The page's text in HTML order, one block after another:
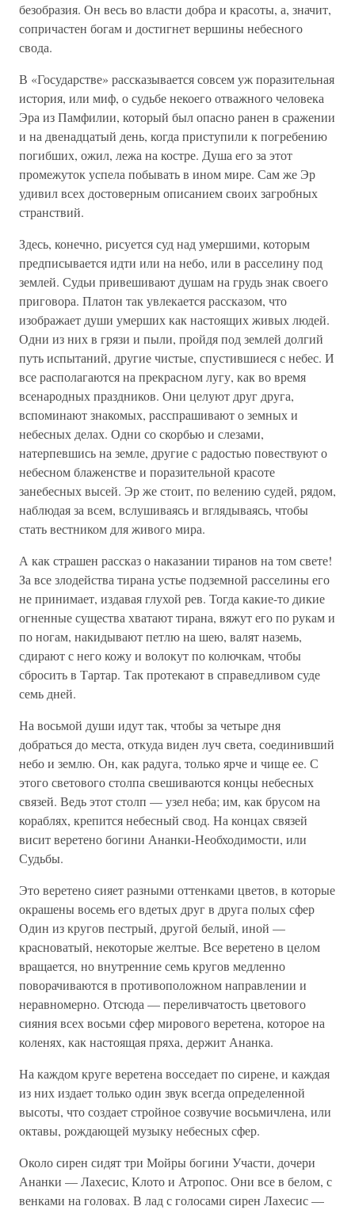
безобразия. Он весь во власти добра и красоты, а, значит,
сопричастен богам и достигнет вершины небесного
свода.
В «Государстве» рассказывается совсем уж поразительная
история, или миф, о судьбе некоего отважного человека
Эра из Памфилии, который был опасно ранен в сражении
и на двенадцатый день, когда приступили к погребению
погибших, ожил, лежа на костре. Душа его за этот
промежуток успела побывать в ином мире. Сам же Эр
удивил всех достоверным описанием своих загробных
странствий.
Здесь, конечно, рисуется суд над умершими, которым
предписывается идти или на небо, или в расселину под
землей. Судьи привешивают душам на грудь знак своего
приговора. Платон так увлекается рассказом, что
изображает души умерших как настоящих живых людей.
Одни из них в грязи и пыли, пройдя под землей долгий
путь испытаний, другие чистые, спустившиеся с небес. И
все располагаются на прекрасном лугу, как во время
всенародных праздников. Они целуют друг друга,
вспоминают знакомых, расспрашивают о земных и
небесных делах. Одни со скорбью и слезами,
натерпевшись на земле, другие с радостью повествуют о
небесном блаженстве и поразительной красоте
занебесных высей. Эр же стоит, по велению судей, рядом,
наблюдая за всем, вслушиваясь и вглядываясь, чтобы
стать вестником для живого мира.
А как страшен рассказ о наказании тиранов на том свете!
За все злодейства тирана устье подземной расселины его
не принимает, издавая глухой рев. Тогда какие-то дикие
огненные существа хватают тирана, вяжут его по рукам и
по ногам, накидывают петлю на шею, валят наземь,
сдирают с него кожу и волокут по колючкам, чтобы
сбросить в Тартар. Так протекают в справедливом суде
семь дней.
На восьмой души идут так, чтобы за четыре дня
добраться до места, откуда виден луч света, соединивший
небо и землю. Он, как радуга, только ярче и чище ее. С
этого светового столпа свешиваются концы небесных
связей. Ведь этот столп — узел неба; им, как брусом на
кораблях, крепится небесный свод. На концах связей
висит веретено богини Ананки-Необходимости, или
Судьбы.
Это веретено сияет разными оттенками цветов, в которые
окрашены восемь его вдетых друг в друга полых сфер
Один из кругов пестрый, другой белый, иной —
красноватый, некоторые желтые. Все веретено в целом
вращается, но внутренние семь кругов медленно
поворачиваются в противоположном направлении и
неравномерно. Отсюда — переливчатость цветового
сияния всех восьми сфер мирового веретена, которое на
коленях, как настоящая пряха, держит Ананка.
На каждом круге веретена восседает по сирене, и каждая
из них издает только один звук всегда определенной
высоты, что создает стройное созвучие восьмичлена, или
октавы, рождающей музыку небесных сфер.
Около сирен сидят три Мойры богини Участи, дочери
Ананки — Лахесис, Клото и Атропос. Они все в белом, с
венками на головах. В лад с голосами сирен Лахесис —